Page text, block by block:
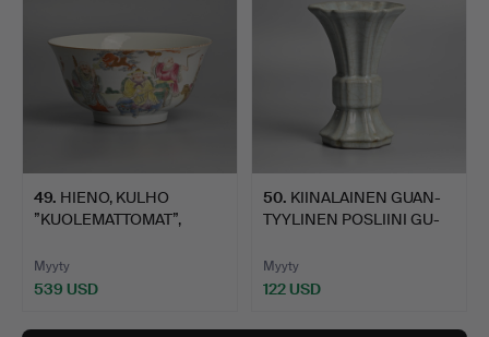
49. HIENO, KULHO
”KUOLEMATTOMAT”,
Myyty
539 USD
50. KIINALAINEN GUAN-
TYYLINEN POSLIINI GU-
Myyty
122 USD